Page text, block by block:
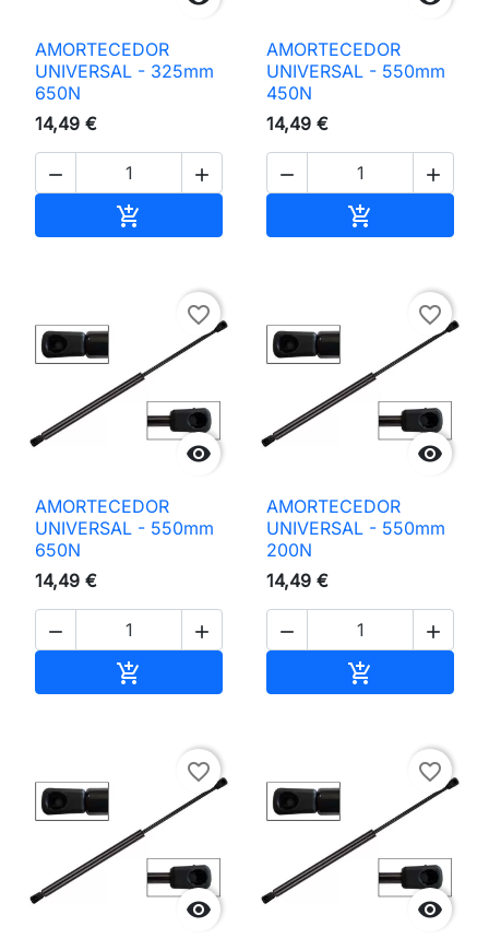
AMORTECEDOR
UNIVERSAL - 325mm
650N
14,49 €
 

AMORTECEDOR
UNIVERSAL - 550mm
450N
14,49 €
 


favorite_border
AMORTECEDOR
UNIVERSAL - 550mm
650N
14,49 €
 


favorite_border
AMORTECEDOR
UNIVERSAL - 550mm
200N
14,49 €
 


favorite_border

favorite_border